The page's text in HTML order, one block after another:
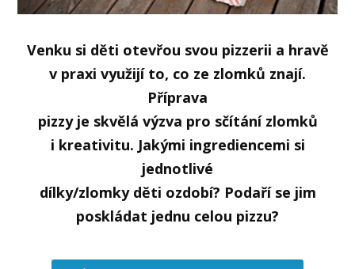
Venku si děti otevřou svou pizzerii a hravě
v praxi využijí to, co ze zlomků znají.
Příprava
pizzy je skvělá výzva pro sčítání zlomků
i kreativitu. Jakými ingrediencemi si
jednotlivé
dílky/zlomky děti ozdobí? Podaří se jim
poskládat jednu celou pizzu?